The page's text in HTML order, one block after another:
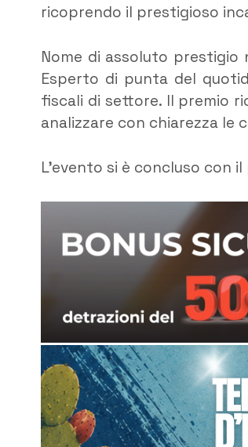
ricoprendo il prestigioso
​Nome di assoluto prestigio
Esperto di punta del
fiscali di settore. Il premio
analizzare con chiarezza le
​L’evento si è concluso con